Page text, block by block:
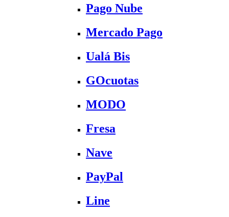
Pago Nube
Mercado Pago
Ualá Bis
GOcuotas
MODO
Fresa
Nave
PayPal
Line